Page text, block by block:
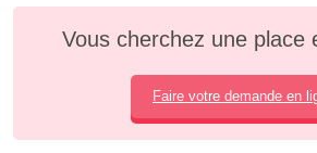
Vous cherchez une place
Faire votre demande en